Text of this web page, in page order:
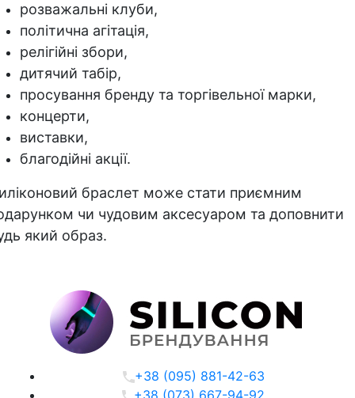
розважальні клуби,
політична агітація,
релігійні збори,
дитячий табір,
просування бренду та торгівельної марки,
концерти,
виставки,
благодійні акції.
браслет може стати приємним
чи чудовим аксесуаром та доповнити
який образ.
+38 (095) 881-42-63
+38 (073) 667-94-92